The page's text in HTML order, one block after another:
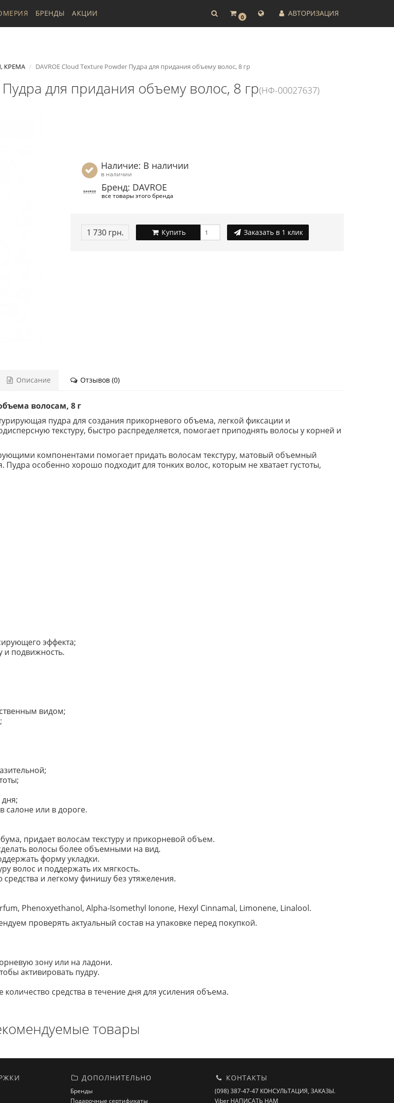
0 АВТОРИЗАЦИЯ
БРЕНДЫ АКЦИИ
КРЕМА DAVROE Cloud Texture Powder Пудра для придания объему волос, 8 гр
для придания объему волос, 8 гр(НФ-00027637)
Наличие: В наличии
в наличии
Бренд: DAVROE
все товары этого бренда
1 730 грн. Купить Заказать в 1 клик
Описание Отзывов (0)
волосам, 8 г
пудра для создания прикорневого объема, легкой фиксации и
текстуру, быстро распределяется, помогает приподнять волосы у корней и
компонентами помогает придать волосам текстуру, матовый объемный
особенно хорошо подходит для тонких волос, которым не хватает густоты,
эффекта;
и подвижность.
видом;
дня;
салоне или в дороге.
придает волосам текстуру и прикорневой объем.
волосы более объемными на вид.
форму укладки.
волос и поддержать их мягкость.
и легкому финишу без утяжеления.
Phenoxyethanol, Alpha-Isomethyl Ionone, Hexyl Cinnamal, Limonene, Linalool.
проверять актуальный состав на упаковке перед покупкой.
зону или на ладони.
активировать пудру.
средства в течение дня для усиления объема.
товары
ДОПОЛНИТЕЛЬНО
Бренды
Подарочные сертификаты
КОНТАКТЫ
(098) 387-47-47 КОНСУЛЬТАЦИЯ, ЗАКАЗЫ.
Viber НАПИСАТЬ НАМ